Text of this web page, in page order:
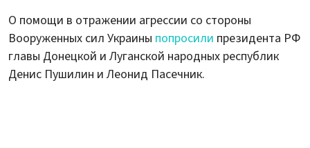
О помощи в отражении агрессии со стороны
Вооруженных сил Украины попросили президента РФ
главы Донецкой и Луганской народных республик
Денис Пушилин и Леонид Пасечник.